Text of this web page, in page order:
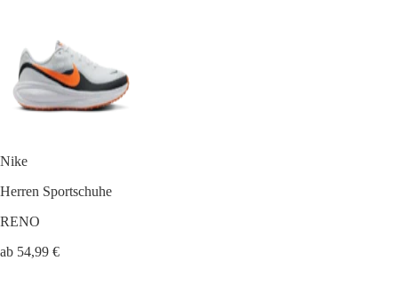
Nike
Herren Sportschuhe
RENO
ab 54,99 €